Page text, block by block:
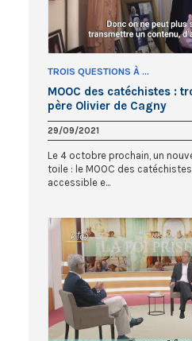
TROIS QUESTIONS À ...
MOOC des catéchistes :
père Olivier de Cagny
29/09/2021
Le 4 octobre prochain, un
toile : le MOOC des
accessible e...